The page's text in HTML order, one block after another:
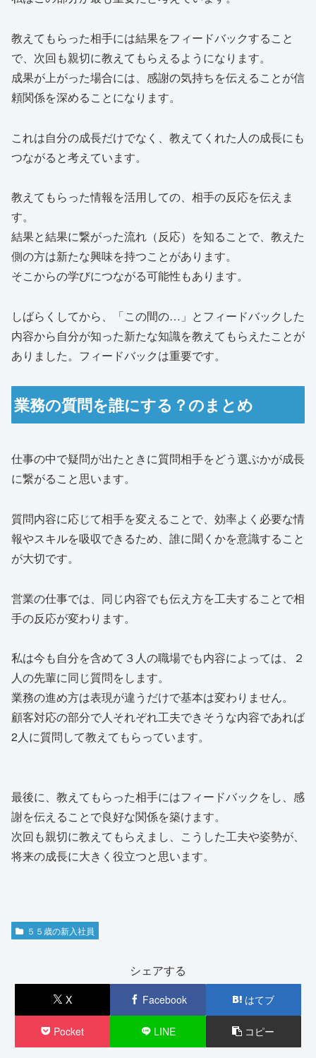
教えてもらった相手には結果をフィードバックすること
で、次回も親切に教えてもらえるようになります。
成果が上がった場合には、感謝の気持ちを伝えることが信
頼関係を深めることになります。
これは自分の成長だけでなく、教えてくれた人の成長にも
つながると考えています。
教えてもらった情報を活用しての、相手の反応を伝えま
す。
結果と結果に繋がった流れ（反応）を知ることで、教えた
側の方は新たな興味を持つことがあります。
そこからの学びにつながる可能性もあります。
しばらくしてから、「この間の…」とフィードバックした
内容から自分が知った新たな知識を教えてもらえたことが
ありました。フィードバックは重要です。
業務の質問を誰にする？のまとめ
仕事の中で疑問が出たときに質問相手をどう選ぶかが成長
に繋がること思います。
質問内容に応じて相手を変えることで、効率よく必要な情
報やスキルを吸収できるため、誰に聞くかを意識すること
が大切です。
営業の仕事では、同じ内容でも伝え方を工夫することで相
手の反応が変わります。
私は今も自分を含めて３人の職場でも内容によっては、２
人の先輩に同じ質問をします。
業務の進め方は表現が違うだけで基本は変わりません。
顧客対応の部分で人それぞれ工夫できそうな内容であれば
2人に質問して教えてもらっています。
最後に、教えてもらった相手にはフィードバックをし、感
謝を伝えることで良好な関係を築けます。
次回も親切に教えてもらえまし、こうした工夫や姿勢が、
将来の成長に大きく役立つと思います。
５５歳の新入社員
シェアする
X Facebook はてブ
Pocket LINE コピー